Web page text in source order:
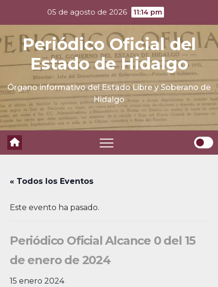
content
05 de agosto de 2026 11:14 pm
Periódico Oficial del
Estado de Hidalgo
Órgano informativo del Estado Libre y Soberano de
Hidalgo
« Todos los Eventos
Este evento ha pasado.
Periódico Oficial Alcance 0 del 15
de enero de 2024
15 enero 2024